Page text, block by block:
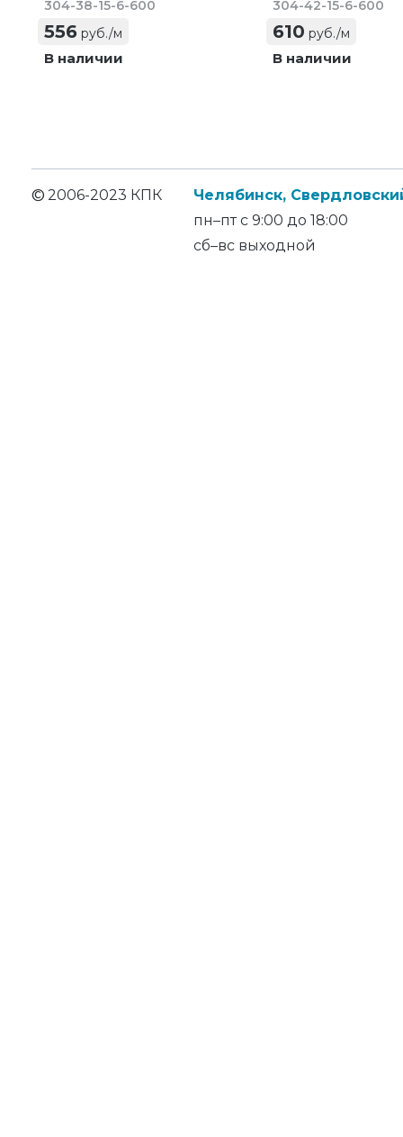
304-38-15-6-600
556 руб./м
В наличии
304-42-15-6-600
610 руб./м
В наличии
© 2006-2023 КПК
Челябинск,
пн–пт с 9:00 до 18:00
сб–вс выходной